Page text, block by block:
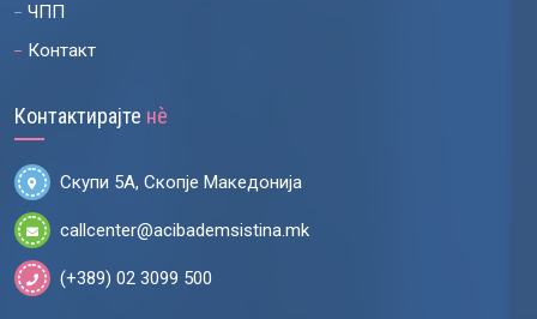
ЧПП
Контакт
Контактирајте нѐ
Скупи 5А, Скопје Македонија
callcenter@acibademsistina.mk
(+389) 02 3099 500